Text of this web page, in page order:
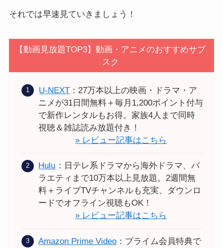
それでは早速見ていきましょう！
【動画見放題TOP3】動画・アニメのおすすめサブ
スク
U-NEXT ：27万本以上の映画・ドラマ・ア
ニメが31日間無料＋毎月1,200ポイント付与
で新作レンタルもお得。家族4人まで同時
視聴＆雑誌読み放題付き！
» レビュー記事はこちら
Hulu ：日テレ系ドラマから海外ドラマ、バ
ラエティまで10万本以上見放題。2週間無
料＋ライブTVチャンネルも充実、ダウンロ
ードでオフライン視聴もOK！
» レビュー記事はこちら
Amazon Prime Video ：プライム会員特典で